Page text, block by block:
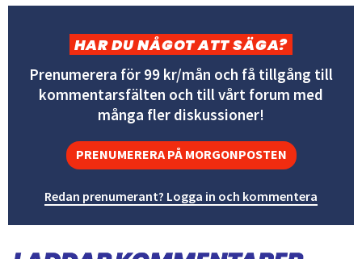
HAR DU NÅGOT ATT SÄGA?
Prenumerera för 99 kr/mån och få tillgång till
kommentarsfälten och till vårt forum med
många fler diskussioner!
PRENUMERERA PÅ MORGONPOSTEN
Redan prenumerant? Logga in och kommentera